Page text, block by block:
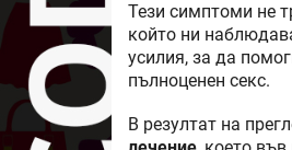
Тези симптоми не
който ни
усилия, за да
пълноценен секс.
В резултат на